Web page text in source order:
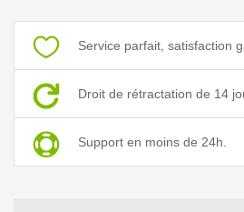
Service parfait, satisfaction
Droit de rétractation de 14
Support en moins de 24h.